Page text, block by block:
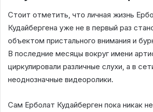
Стоит отметить, что личная жизнь
Кудайбергена уже не в первый раз
объектом пристального внимания и
В последние месяцы вокруг имени
циркулировали различные слухи, а в
неоднозначные видеоролики.
Сам Ерболат Кудайберген пока никак не